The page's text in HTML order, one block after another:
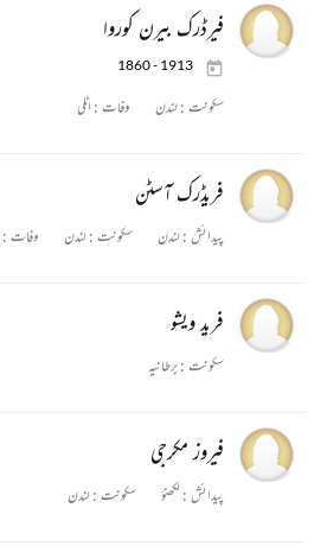
فیرڈرک بیرن کوروا
1860 - 1913
سکونت : لندن وفات : اٹلی
فریڈرک آسٹن
پیدائش : لندن سکونت : لندن وفات :
فريد ويشو
سکونت :برطانیہ
فیروز مکرجی
پیدائش : لکھنؤ سکونت : لندن